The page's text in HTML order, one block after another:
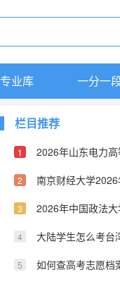
专业库 一分一
栏目推荐
如何查高考志愿档